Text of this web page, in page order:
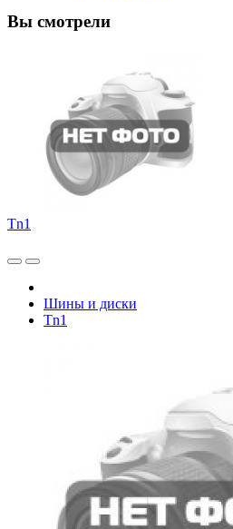
Вы смотрели
Tn1
Шины и диски
Tn1